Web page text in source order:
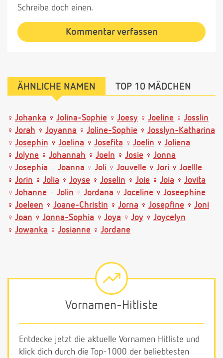
Schreibe doch einen.
Kommentar verfassen
ÄHNLICHE NAMEN TOP 10 MÄDCHEN
Johanka Jolina-Sophie Joesy Joeline
Josslin
Jorah
Joyanna Joline-Sophie
Josslyn-Katharina
Josephin
Joelina Josefita Joelin
Joliena
Jolyne
Johannah Joeln Josie
Jonna
Josephia
Joanna Joli Jouvelle Jori
Joellle
Jorin
Jolia Joyse Joselin Joie Joia
Jovita
Johanne
Jolin Jordana Joceline
Joseephine
Joeleen
Joane-Christin Jorna Josepfine
Joni
Joan
Jonna-Sophia Joya Joy
Joycelyn
Jowanka
Josianne Jordane
Vornamen-Hitliste
Entdecke jetzt die aktuelle Vornamen Hitliste und
klick dich durch die Top-1000 der beliebtesten